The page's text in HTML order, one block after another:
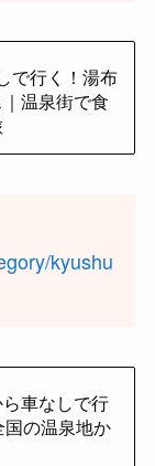
で行く！湯布
温泉街で食
kyushu
ら車なしで行
の温泉地か